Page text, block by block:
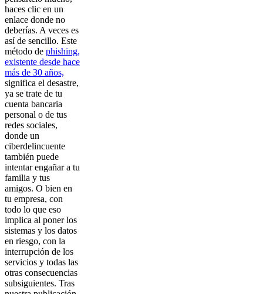
haces clic en un
enlace donde no
deberías. A veces es
así de sencillo. Este
método de phishing,
existente desde hace
más de 30 años,
significa el desastre,
ya se trate de tu
cuenta bancaria
personal o de tus
redes sociales,
donde un
ciberdelincuente
también puede
intentar engañar a tu
familia y tus
amigos. O bien en
tu empresa, con
todo lo que eso
implica al poner los
sistemas y los datos
en riesgo, con la
interrupción de los
servicios y todas las
otras consecuencias
subsiguientes. Tras